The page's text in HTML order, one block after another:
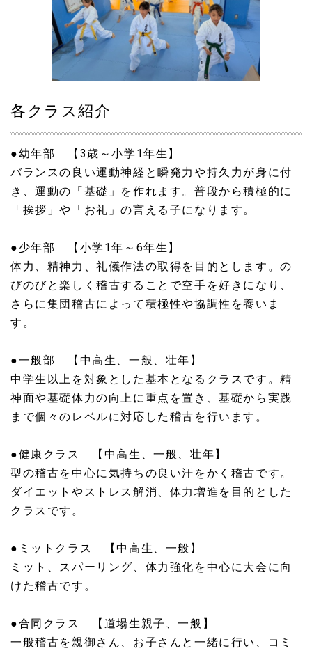
各クラス紹介
●幼年部 【3歳～小学1年生】
バランスの良い運動神経と瞬発力や持久力が身に付
き、運動の「基礎」を作れます。普段から積極的に
「挨拶」や「お礼」の言える子になります。
●少年部 【小学1年～6年生】
体力、精神力、礼儀作法の取得を目的とします。の
びのびと楽しく稽古することで空手を好きになり、
さらに集団稽古によって積極性や協調性を養いま
す。
●一般部 【中高生、一般、壮年】
中学生以上を対象とした基本となるクラスです。精
神面や基礎体力の向上に重点を置き、基礎から実践
まで個々のレベルに対応した稽古を行います。
●健康クラス 【中高生、一般、壮年】
型の稽古を中心に気持ちの良い汗をかく稽古です。
ダイエットやストレス解消、体力増進を目的とした
クラスです。
●ミットクラス 【中高生、一般】
ミット、スパーリング、体力強化を中心に大会に向
けた稽古です。
●合同クラス 【道場生親子、一般】
一般稽古を親御さん、お子さんと一緒に行い、コミ